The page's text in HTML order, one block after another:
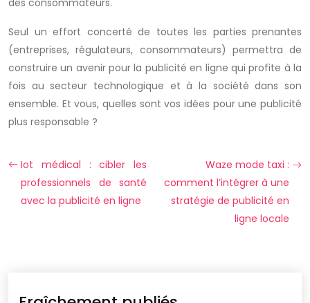
des consommateurs.
Seul un effort concerté de toutes les parties prenantes
(entreprises, régulateurs, consommateurs) permettra de
construire un avenir pour la publicité en ligne qui profite à la
fois au secteur technologique et à la société dans son
ensemble. Et vous, quelles sont vos idées pour une publicité
plus responsable ?
Iot médical : cibler les
professionnels de santé
avec la publicité en ligne
Waze mode taxi :
comment l’intégrer à une
stratégie de publicité en
ligne locale